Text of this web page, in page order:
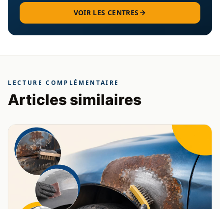
VOIR LES CENTRES
LECTURE COMPLÉMENTAIRE
Articles similaires